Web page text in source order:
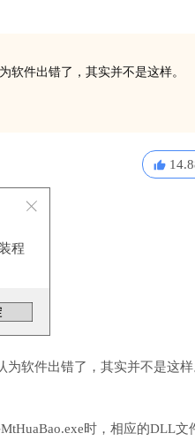
软件出错了，其实并不是这样。
程
为软件出错了，其实并不是这
时，相应的DLL文